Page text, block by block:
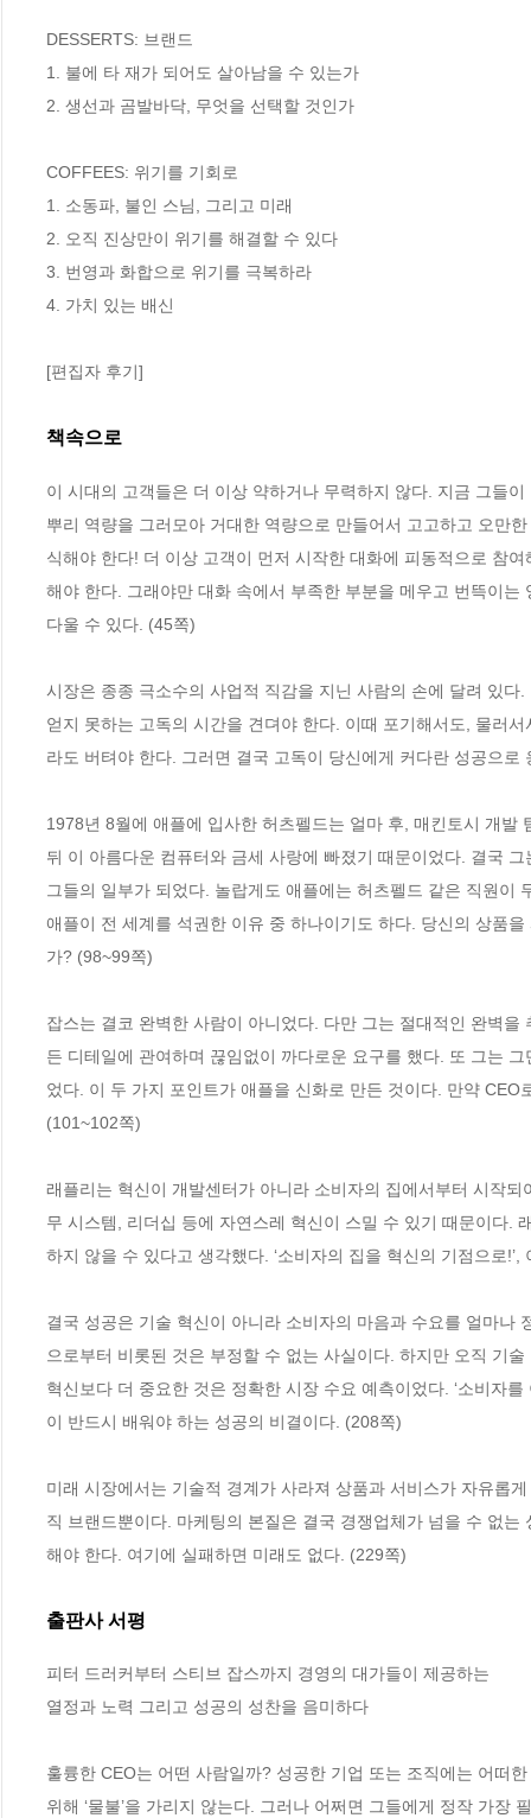
DESSERTS: 브랜드
1. 불에 타 재가 되어도 살아남을 수 있는가
2. 생선과 곰발바닥, 무엇을 선택할 것인가
COFFEES: 위기를 기회로
1. 소동파, 불인 스님, 그리고 미래
2. 오직 진상만이 위기를 해결할 수 있다
3. 번영과 화합으로 위기를 극복하라
4. 가치 있는 배신
[편집자 후기]
책속으로
이 시대의 고객들은 더 이상 약하거나 무력하지 않다. 지금 그들
뿌리 역량을 그러모아 거대한 역량으로 만들어서 고고하고 오만
식해야 한다! 더 이상 고객이 먼저 시작한 대화에 피동적으로 참
해야 한다. 그래야만 대화 속에서 부족한 부분을 메우고 번뜩이
다울 수 있다. (45쪽)
시장은 종종 극소수의 사업적 직감을 지닌 사람의 손에 달려 있
얻지 못하는 고독의 시간을 견뎌야 한다. 이때 포기해서도, 물러
라도 버텨야 한다. 그러면 결국 고독이 당신에게 커다란 성공으로
1978년 8월에 애플에 입사한 허츠펠드는 얼마 후, 매킨토시 개
뒤 이 아름다운 컴퓨터와 금세 사랑에 빠졌기 때문이었다. 결국
그들의 일부가 되었다. 놀랍게도 애플에는 허츠펠드 같은 직원
애플이 전 세계를 석권한 이유 중 하나이기도 하다. 당신의 상품
가? (98~99쪽)
잡스는 결코 완벽한 사람이 아니었다. 다만 그는 절대적인 완벽
든 디테일에 관여하며 끊임없이 까다로운 요구를 했다. 또 그는
었다. 이 두 가지 포인트가 애플을 신화로 만든 것이다. 만약
(101~102쪽)
래플리는 혁신이 개발센터가 아니라 소비자의 집에서부터 시작
무 시스템, 리더십 등에 자연스레 혁신이 스밀 수 있기 때문이다.
하지 않을 수 있다고 생각했다. ‘소비자의 집을 혁신의 기점으로
결국 성공은 기술 혁신이 아니라 소비자의 마음과 수요를 얼마나
으로부터 비롯된 것은 부정할 수 없는 사실이다. 하지만 오직 기
혁신보다 더 중요한 것은 정확한 시장 수요 예측이었다. ‘소비자
이 반드시 배워야 하는 성공의 비결이다. (208쪽)
미래 시장에서는 기술적 경계가 사라져 상품과 서비스가 자유롭
직 브랜드뿐이다. 마케팅의 본질은 결국 경쟁업체가 넘을 수 없
해야 한다. 여기에 실패하면 미래도 없다. (229쪽)
출판사 서평
피터 드러커부터 스티브 잡스까지 경영의 대가들이 제공하는
열정과 노력 그리고 성공의 성찬을 음미하다
훌륭한 CEO는 어떤 사람일까? 성공한 기업 또는 조직에는 어떠
위해 ‘물불’을 가리지 않는다. 그러나 어쩌면 그들에게 정작 가